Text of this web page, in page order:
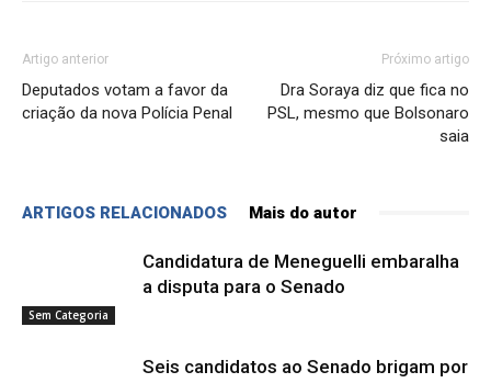
Artigo anterior
Deputados votam a favor da
criação da nova Polícia Penal
Próximo artigo
Dra Soraya diz que fica no
PSL, mesmo que Bolsonaro
saia
ARTIGOS RELACIONADOS Mais do autor
Sem Categoria
Candidatura de Meneguelli embaralha
a disputa para o Senado
Seis candidatos ao Senado brigam por